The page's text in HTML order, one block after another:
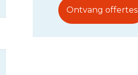
Ontvang offertes